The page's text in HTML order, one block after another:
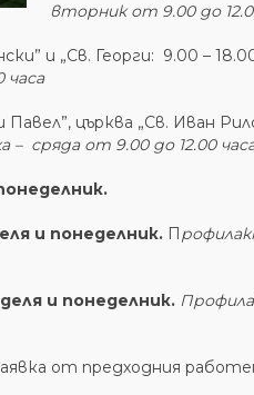
вторник от 9.00 до
и „Св. Георги: 9.00 –
часа
църква „Св. Иван
– сряда от 9.00 до 12.00
и понеделник. П
и понеделник.
от предходния